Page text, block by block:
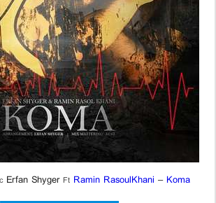
Erfan ShygerFt Ramin RasoulKhani – Koma